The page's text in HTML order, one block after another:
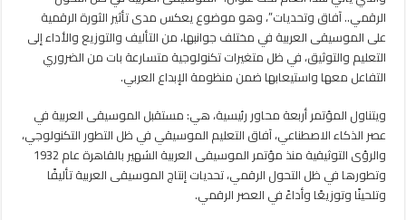
الرقمي.. آفاق وتحديات”، وهو موضوع يعكس مدى تأثير الثورة الرقمية
على الموسيقى العربية في مختلف جوانبها، من التأليف والتوزيع والأداء إلى
التعليم والتوثيق، في ظل متغيرات تكنولوجية متسارعة بات من الضروري
التفاعل معها واستيعابها ضمن منظومة الإبداع العربي.
ويتناول المؤتمر أربعة محاور رئيسية، هي: مستقبل الموسيقى العربية في
عصر الذكاء الاصطناعي، آفاق التعليم الموسيقي في ظل التطور التكنولوجي،
والرؤى التوثيقية منذ مؤتمر الموسيقى العربية الشهير بالقاهرة عام 1932
وتطورها في ظل التحول الرقمي، تحديات إنتاج الموسيقى العربية تأليفًا
وتلحينًا وتوزيعًا وأداءً في العصر الرقمي.